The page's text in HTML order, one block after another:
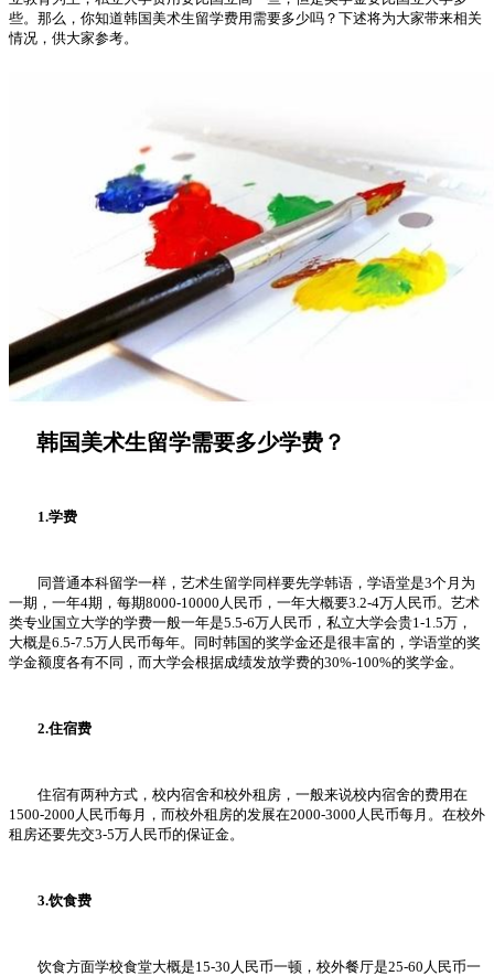
些。那么，你知道韩国美术生留学费用需要多少吗？下述将为大家带来相关
情况，供大家参考。
韩国美术生留学需要多少学费？
1.学费
同普通本科留学一样，艺术生留学同样要先学韩语，学语堂是3个月为
一期，一年4期，每期8000-10000人民币，一年大概要3.2-4万人民币。艺术
类专业国立大学的学费一般一年是5.5-6万人民币，私立大学会贵1-1.5万，
大概是6.5-7.5万人民币每年。同时韩国的奖学金还是很丰富的，学语堂的奖
学金额度各有不同，而大学会根据成绩发放学费的30%-100%的奖学金。
2.住宿费
住宿有两种方式，校内宿舍和校外租房，一般来说校内宿舍的费用在
1500-2000人民币每月，而校外租房的发展在2000-3000人民币每月。在校外
租房还要先交3-5万人民币的保证金。
3.饮食费
饮食方面学校食堂大概是15-30人民币一顿，校外餐厅是25-60人民币一